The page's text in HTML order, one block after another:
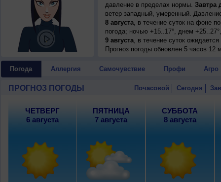
давление в пределах нормы. Завтра
ветер западный, умеренный.
8 августа, в течение суток на фоне
погода; ночью +15..17°, днем
9 августа, в течение суток
днем +29..31°, ветер юго-восточный,
ветер слабый.
Прогноз погоды обновлен 5 часов 12
Погода Аллергия Самочувствие Профи Агро
ПРОГНОЗ ПОГОДЫ Почасовой Сегодня
ЧЕТВЕРГ
6 августа
ПЯТНИЦА
7 августа
СУББОТА
8 августа